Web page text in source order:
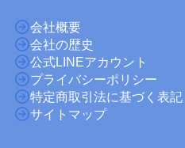
会社概要
会社の歴史
公式LINEアカウント
プライバシーポリシー
特定商取引法に基づく表記
サイトマップ